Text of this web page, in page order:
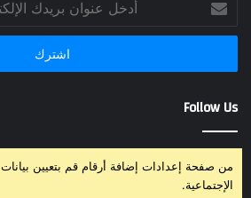
عنوان
بريدك
Follow Us
من صفحة إعدادات إضافة أرقام قم بتعيين
الإجتماعية.